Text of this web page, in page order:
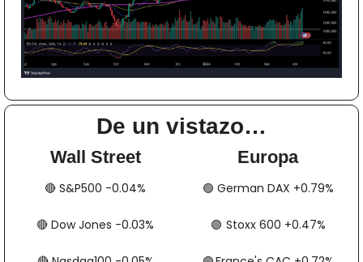
De un vistazo…
Wall Street
🔴 ​​​​ S&P500 -0.04%
🔴 ​​​​ Dow Jones -0.03%
Europa
🟢 ​​​​​​ German DAX +0.79%
🟢 ​​​​​​​​  Stoxx 600 +0.47%